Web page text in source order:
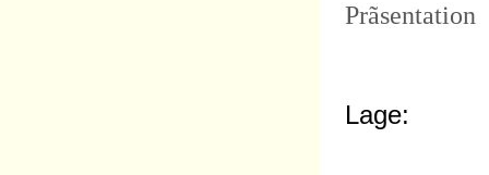
Prãsentation
Lage: